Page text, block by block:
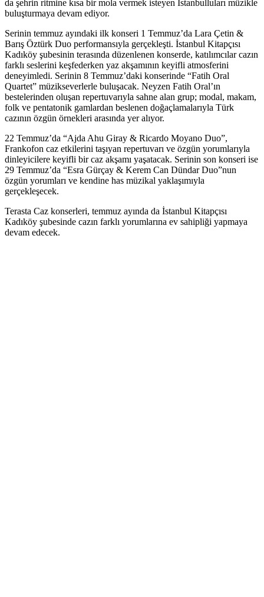
da şehrin ritmine kısa bir mola vermek isteyen İstanbulluları müzikle
buluşturmaya devam ediyor.
Serinin temmuz ayındaki ilk konseri 1 Temmuz’da Lara Çetin &
Barış Öztürk Duo performansıyla gerçekleşti. İstanbul Kitapçısı
Kadıköy şubesinin terasında düzenlenen konserde, katılımcılar cazın
farklı seslerini keşfederken yaz akşamının keyifli atmosferini
deneyimledi. Serinin 8 Temmuz’daki konserinde “Fatih Oral
Quartet” müzikseverlerle buluşacak. Neyzen Fatih Oral’ın
bestelerinden oluşan repertuvarıyla sahne alan grup; modal, makam,
folk ve pentatonik gamlardan beslenen doğaçlamalarıyla Türk
cazının özgün örnekleri arasında yer alıyor.
22 Temmuz’da “Ajda Ahu Giray & Ricardo Moyano Duo”,
Frankofon caz etkilerini taşıyan repertuvarı ve özgün yorumlarıyla
dinleyicilere keyifli bir caz akşamı yaşatacak. Serinin son konseri ise
29 Temmuz’da “Esra Gürçay & Kerem Can Dündar Duo”nun
özgün yorumları ve kendine has müzikal yaklaşımıyla
gerçekleşecek.
Terasta Caz konserleri, temmuz ayında da İstanbul Kitapçısı
Kadıköy şubesinde cazın farklı yorumlarına ev sahipliği yapmaya
devam edecek.